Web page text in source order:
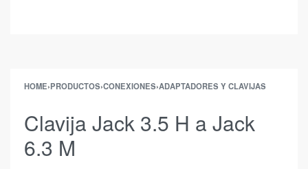
HOME›PRODUCTOS›CONEXIONES›ADAPTADORES Y CLAVIJAS
Clavija Jack 3.5 H a Jack
6.3 M